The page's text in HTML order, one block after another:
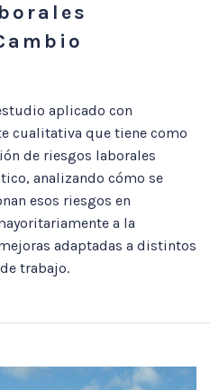
aplicado con
cualitativa que tiene como
de riesgos laborales
analizando cómo se
esos riesgos en
a la
adaptadas a distintos
trabajo.